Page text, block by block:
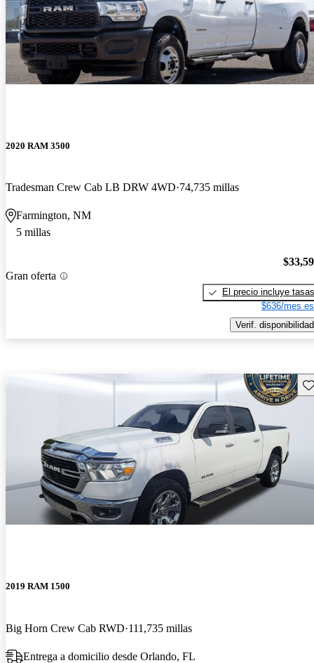
2020 RAM 3500
Tradesman Crew Cab LB DRW 4WD 74,735 millas
Farmington, NM
5 millas
Gran oferta
El precio incluye tasas
$636/mes
Verif. disponibilidad
2019 RAM 1500
Big Horn Crew Cab RWD 111,735 millas
Entrega a domicilio desde Orlando, FL